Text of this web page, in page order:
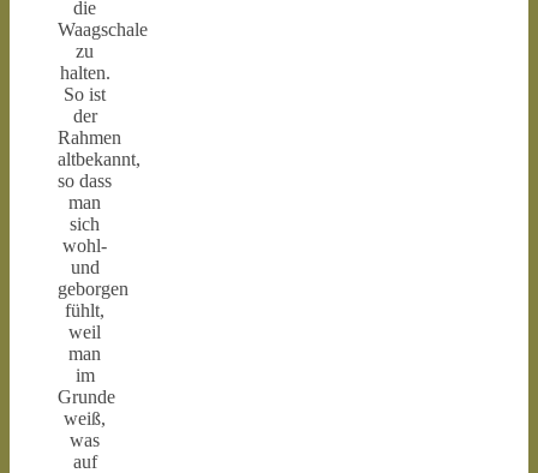
die
Waagschale
zu
halten.
So ist
der
Rahmen
altbekannt,
so dass
man
sich
wohl-
und
geborgen
fühlt,
weil
man
im
Grunde
weiß,
was
auf